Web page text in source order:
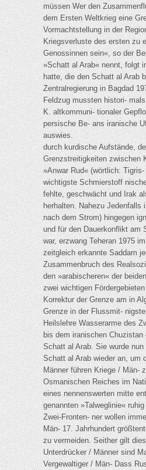
müssen Wer den
dem Ersten Weltkrieg eine
Vormachtstellung in der
Kriegsverluste des ersten zu
Genossinnen sein«, so der
»Schatt al Arab« nennt, folgt
hatte, die den Schatt al Arab
Zentralregierung in Bagdad
Feldzug mussten histori-
K. altkommuni- tionaler
persische Be- ans iranische
auswies.
durch kurdische Aufstände,
Grenzstreitigkeiten zwischen
»Anwar Rud« (wörtlich:
wichtigste Schmierstoff
fehlte, geschwächt und Irak
herhalten. Nahezu Jedenfalls
nach dem Strom) hingegen
und für den Dauerkonflikt am
war, erzwang Teheran 1975
zeitgleich erkannte Saddam
Zusammenbruch des
den »arabischeren« der
zwei wichtigen
Korrektur der Grenze am in
Grenze in der Flussmit-
Heilslehre Wasserarme des
bis dem iranischen Chuzistan
Schatt al Arab. Sie wurde
Schatt al Arab wieder an, um
Männer führen Kriege / Män-
Osmanischen Reiches im
eines nennenswerten mitte
genannten »Talweglinie«
Zwei-Fronten- ner wollen
Män- 17. Jahrhundert
zu vermeiden. Seither gilt
Unterdrücker / Männer sind
Vergewaltiger / Män- Dass